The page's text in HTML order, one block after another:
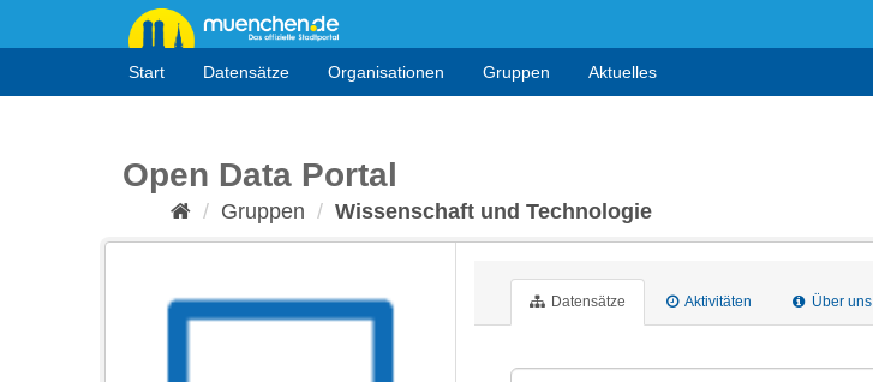
Start Datensätze Organisationen Gruppen Aktuelles
Open Data Portal
Gruppen Wissenschaft und Technologie
Datensätze Aktivitäten Über uns